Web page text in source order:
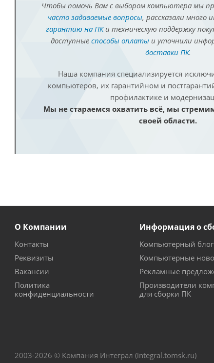
Чтобы помочь Вам с выбором компьютера мы
часто задаваемые вопросы, рассказали много
гарантию на ПКи техническую поддержку
доступные способы оплатыи уточнили
доставки ПК.
Наша компания специализируется
компьютеров, их гарантийном и
профилактике и
Мы не стараемся охватить всё, мы
своей области.
О Компании
Контакты
Реквизиты
Вакансии
Политика
конфиденциальности
Информация о
Компьютерный блог
Компьютерные
Рекламные
Производители
для сборки ПК
2003-2026 © Компания Интеграл (integral.tomsk.ru)